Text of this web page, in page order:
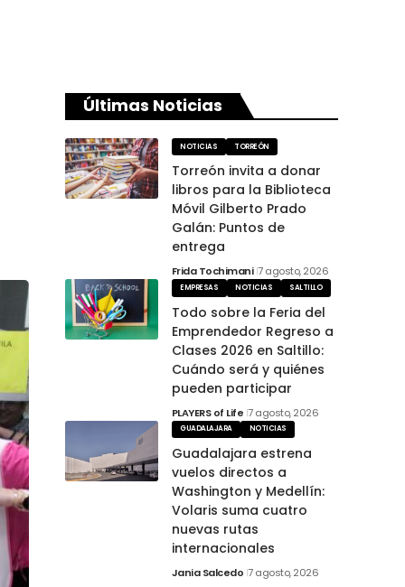
Últimas Noticias
NOTICIAS TORREÓN
Torreón invita a donar
libros para la Biblioteca
Móvil Gilberto Prado
Galán: Puntos de
entrega
Frida Tochimani 7 agosto, 2026
EMPRESAS NOTICIAS SALTILLO
Todo sobre la Feria del
Emprendedor Regreso a
Clases 2026 en Saltillo:
Cuándo será y quiénes
pueden participar
PLAYERS of Life 7 agosto, 2026
GUADALAJARA NOTICIAS
Guadalajara estrena
vuelos directos a
Washington y Medellín:
Volaris suma cuatro
nuevas rutas
internacionales
Jania Salcedo 7 agosto, 2026